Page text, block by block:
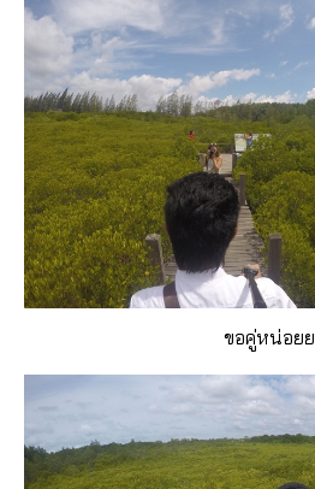
ขอคู่หน่อยย